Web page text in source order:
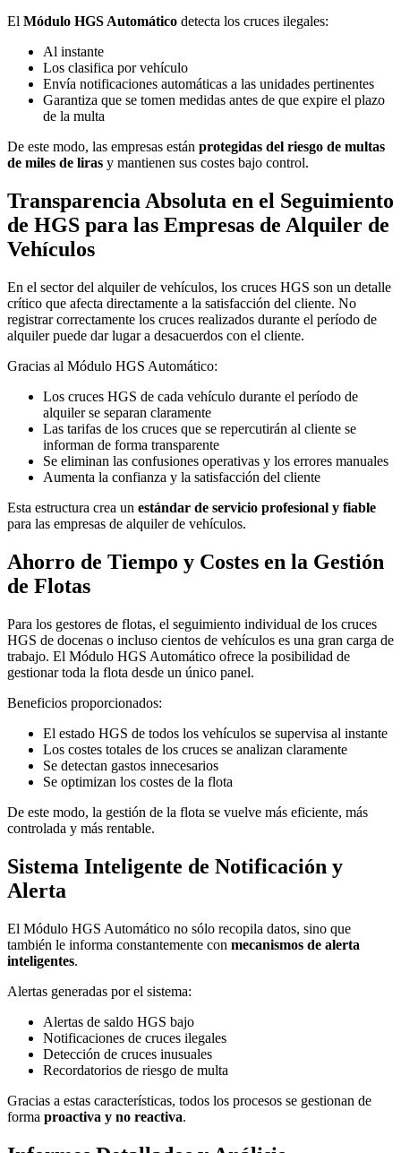
El Módulo HGS Automático detecta los cruces ilegales:
Al instante
Los clasifica por vehículo
Envía notificaciones automáticas a las unidades pertinentes
Garantiza que se tomen medidas antes de que expire el plazo
de la multa
De este modo, las empresas están protegidas del riesgo de multas
de miles de liras y mantienen sus costes bajo control.
Transparencia Absoluta en el Seguimiento
de HGS para las Empresas de Alquiler de
Vehículos
En el sector del alquiler de vehículos, los cruces HGS son un detalle
crítico que afecta directamente a la satisfacción del cliente. No
registrar correctamente los cruces realizados durante el período de
alquiler puede dar lugar a desacuerdos con el cliente.
Gracias al Módulo HGS Automático:
Los cruces HGS de cada vehículo durante el período de
alquiler se separan claramente
Las tarifas de los cruces que se repercutirán al cliente se
informan de forma transparente
Se eliminan las confusiones operativas y los errores manuales
Aumenta la confianza y la satisfacción del cliente
Esta estructura crea un estándar de servicio profesional y fiable
para las empresas de alquiler de vehículos.
Ahorro de Tiempo y Costes en la Gestión
de Flotas
Para los gestores de flotas, el seguimiento individual de los cruces
HGS de docenas o incluso cientos de vehículos es una gran carga de
trabajo. El Módulo HGS Automático ofrece la posibilidad de
gestionar toda la flota desde un único panel.
Beneficios proporcionados:
El estado HGS de todos los vehículos se supervisa al instante
Los costes totales de los cruces se analizan claramente
Se detectan gastos innecesarios
Se optimizan los costes de la flota
De este modo, la gestión de la flota se vuelve más eficiente, más
controlada y más rentable.
Sistema Inteligente de Notificación y
Alerta
El Módulo HGS Automático no sólo recopila datos, sino que
también le informa constantemente con mecanismos de alerta
inteligentes.
Alertas generadas por el sistema:
Alertas de saldo HGS bajo
Notificaciones de cruces ilegales
Detección de cruces inusuales
Recordatorios de riesgo de multa
Gracias a estas características, todos los procesos se gestionan de
forma proactiva y no reactiva.